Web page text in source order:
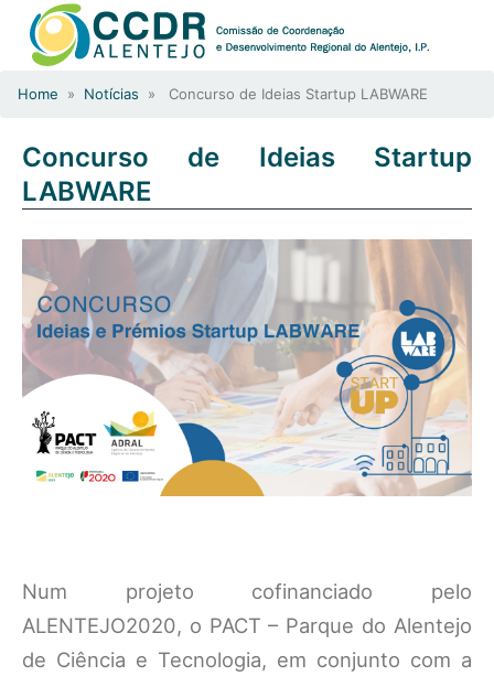
Home » Notícias » Concurso de Ideias Startup LABWARE
Concurso de Ideias Startup
LABWARE
Num projeto cofinanciado pelo
ALENTEJO2020, o PACT – Parque do Alentejo
de Ciência e Tecnologia, em conjunto com a